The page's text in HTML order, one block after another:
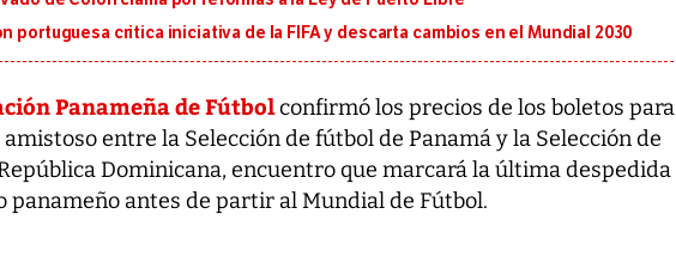
portuguesa critica iniciativa de la FIFA y descarta cambios en el Mundial 2030
Panameña de Fútbolconfirmó los precios de los boletos para
entre la Selección de fútbol de Panamá y la Selección de
Dominicana, encuentro que marcará la última despedida
panameño antes de partir al Mundial de Fútbol.